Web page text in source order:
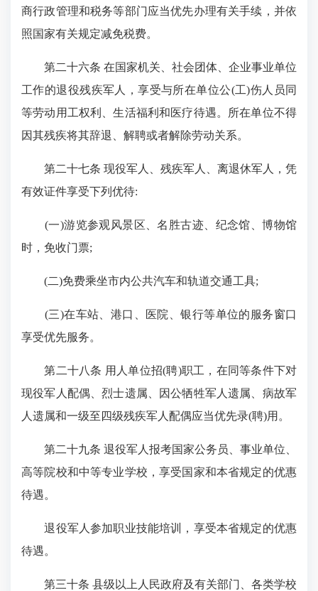
商行政管理和税务等部门应当优先办理有关手续，并依
照国家有关规定减免税费。
第二十六条 在国家机关、社会团体、企业事业单位
工作的退役残疾军人，享受与所在单位公(工)伤人员同
等劳动用工权利、生活福利和医疗待遇。所在单位不得
因其残疾将其辞退、解聘或者解除劳动关系。
第二十七条 现役军人、残疾军人、离退休军人，凭
有效证件享受下列优待:
(一)游览参观风景区、名胜古迹、纪念馆、博物馆
时，免收门票;
(二)免费乘坐市内公共汽车和轨道交通工具;
(三)在车站、港口、医院、银行等单位的服务窗口
享受优先服务。
第二十八条 用人单位招(聘)职工，在同等条件下对
现役军人配偶、烈士遗属、因公牺牲军人遗属、病故军
人遗属和一级至四级残疾军人配偶应当优先录(聘)用。
第二十九条 退役军人报考国家公务员、事业单位、
高等院校和中等专业学校，享受国家和本省规定的优惠
待遇。
退役军人参加职业技能培训，享受本省规定的优惠
待遇。
第三十条 县级以上人民政府及有关部门、各类学校